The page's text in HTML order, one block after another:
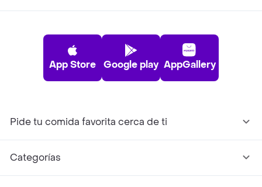
App Store Google play AppGallery
Pide tu comida favorita cerca de ti
Categorías